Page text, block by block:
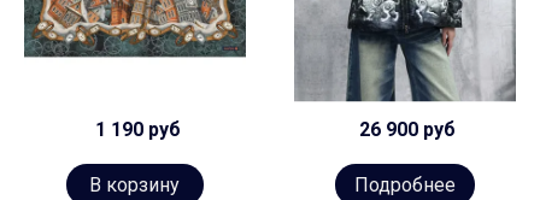
1 190 руб
В корзину
26 900 руб
Подробнее